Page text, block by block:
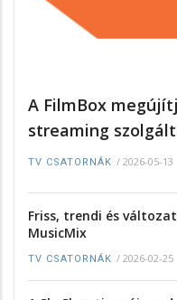
A FilmBox
streaming
TV CSATORNÁK / 2026-05-13
Friss, trendi és
MusicMix
TV CSATORNÁK / 2026-02-25